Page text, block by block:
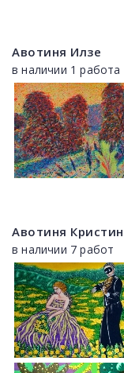
Авотиня Илзе
в наличии 1 работа
Авотиня
в наличии 7 работ